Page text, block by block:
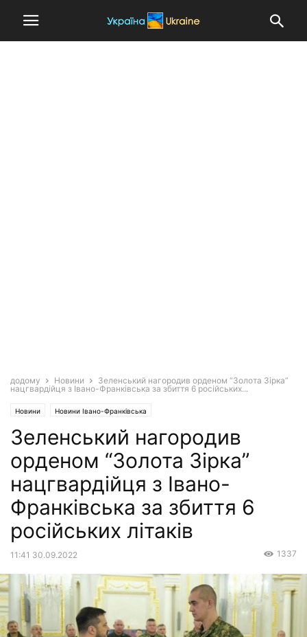
додому Новини
Зеленський нагородив орденом “Золота Зірка”
нацгвардійця з Івано-Франківська за збиття 6 російських...
Новини Новини Івано-Франківська
Зеленський нагородив
орденом “Золота Зірка”
нацгвардійця з Івано-
Франківська за збиття 6
російських літаків
11:41 30.09.2022 1337